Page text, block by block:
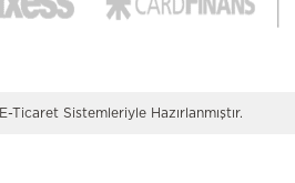
E-TicaretSistemleriyle Hazırlanmıştır.